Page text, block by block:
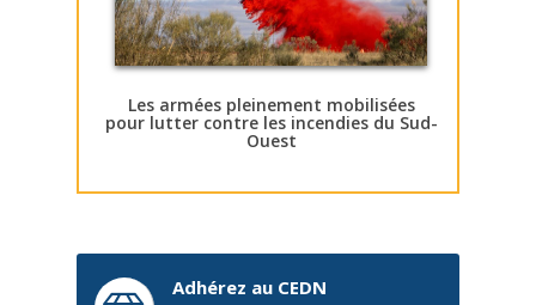
Les armées pleinement mobilisées
pour lutter contre les incendies du Sud-
Ouest
Adhérez au CEDN